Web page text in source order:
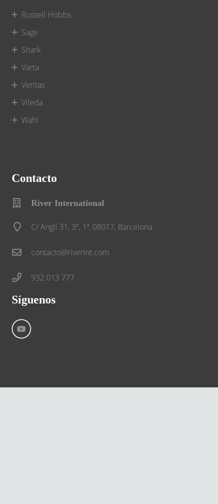
Russell Hobbs
Sage
Shark
Varta
Veritas
Vileda
Wahl
Contacto
River International
C/ Anglí 31, 3º, 1ª, 08017, Barcelona
contacto@riverint.com
932 013 777
Síguenos